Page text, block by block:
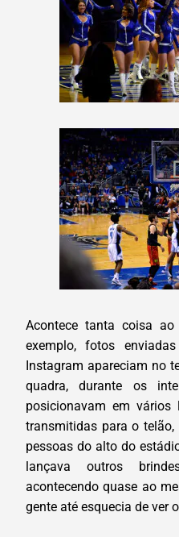
Acontece tanta coisa
exemplo, fotos
Instagram apareciam no
quadra, durante os
posicionavam em
transmitidas para o
pessoas do alto do
lançava outros
acontecendo quase ao
gente até esquecia de ver